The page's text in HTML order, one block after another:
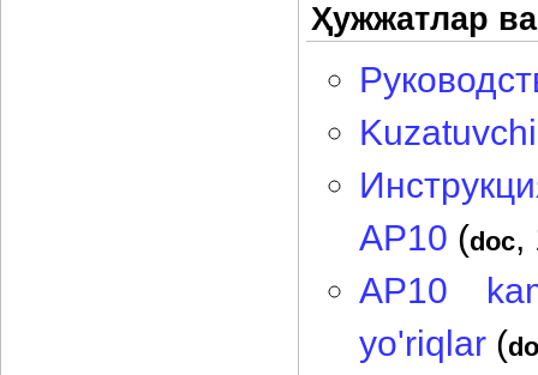
Ҳужжатлар
AP10 (doc,
AP10
yo'riqlar (